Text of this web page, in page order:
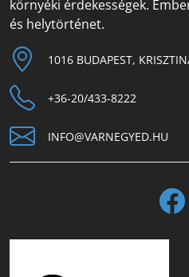
környéki érdekességek.
és helytörténet.
1016 BUDAPEST,
+36-20/433-8222
INFO@VARNEGYED.HU